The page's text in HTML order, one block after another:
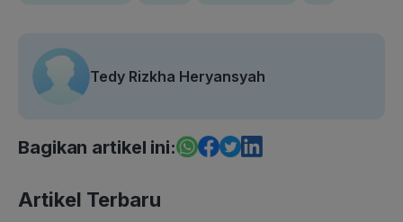
Tedy Rizkha Heryansyah
Bagikan artikel ini:
Artikel Terbaru